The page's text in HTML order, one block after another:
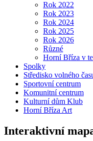
Rok 2022
Rok 2023
Rok 2024
Rok 2025
Rok 2026
Různé
Horní Bříza v
Spolky
Středisko volného
Sportovní centrum
Komunitní centrum
Kulturní dům Klub
Horní Bříza Art
Interaktivní